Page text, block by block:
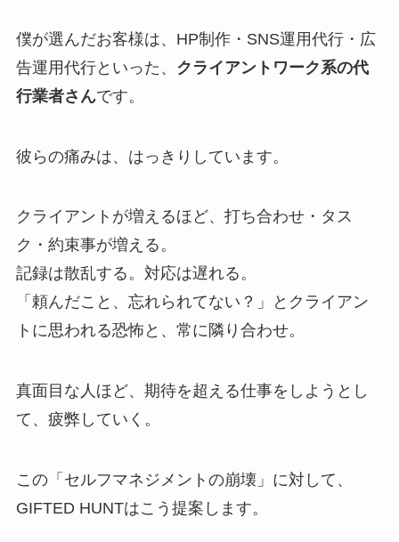
僕が選んだお客様は、HP制作・SNS運用代行・広
告運用代行といった、 クライアントワーク系の代
行業者さんです。
彼らの痛みは、はっきりしています。
クライアントが増えるほど、打ち合わせ・タス
ク・約束事が増える。
記録は散乱する。対応は遅れる。
「頼んだこと、忘れられてない？」とクライアン
トに思われる恐怖と、常に隣り合わせ。
真面目な人ほど、期待を超える仕事をしようとし
て、疲弊していく。
この「セルフマネジメントの崩壊」に対して、
GIFTED HUNTはこう提案します。